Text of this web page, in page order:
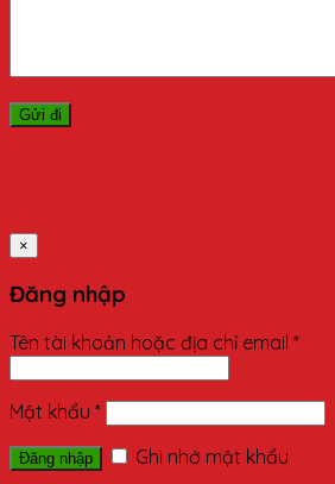
×
Đăng nhập
Tên tài khoản hoặc địa chỉ email *
Mật khẩu *
Đăng nhập Ghi nhớ mật khẩu